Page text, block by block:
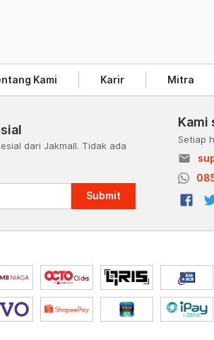
Kami Karir Mitra
dari Jakmall. Tidak ada
Submit
Kami
Setiap
email